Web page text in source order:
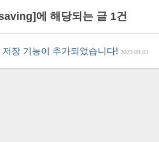
]에 해당되는 글 1건
장 기능이 추가되었습니다! 2023.09.03